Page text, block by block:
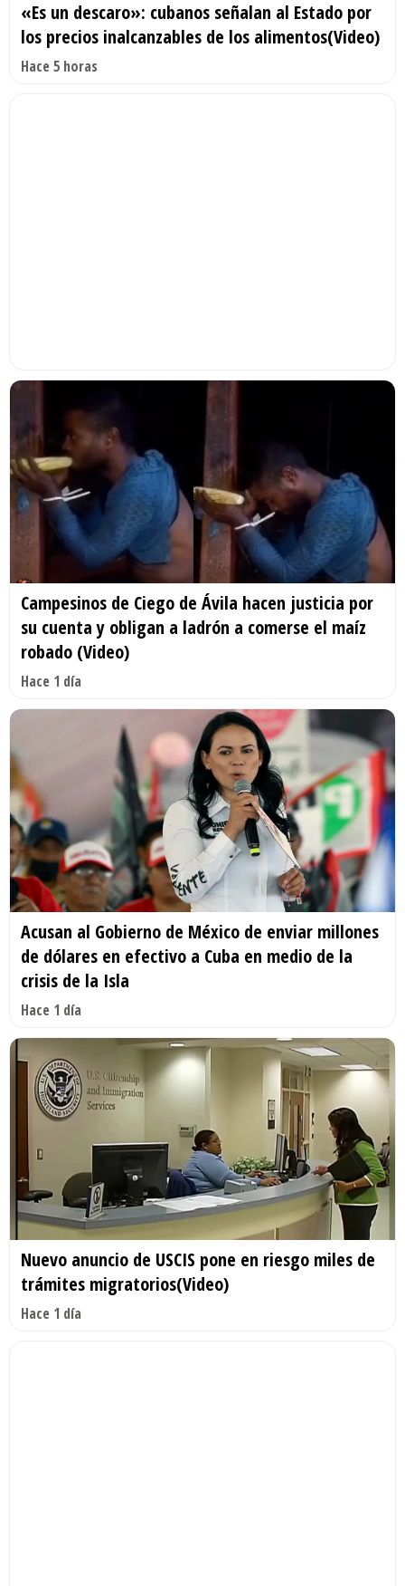
«Es un descaro»: cubanos señalan al Estado por
los precios inalcanzables de los alimentos(Video)
Hace 5 horas
Campesinos de Ciego de Ávila hacen justicia por
su cuenta y obligan a ladrón a comerse el maíz
robado (Video)
Hace 1 día
Acusan al Gobierno de México de enviar millones
de dólares en efectivo a Cuba en medio de la
crisis de la Isla
Hace 1 día
Nuevo anuncio de USCIS pone en riesgo miles de
trámites migratorios(Video)
Hace 1 día